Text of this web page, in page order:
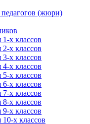
педагогов (жюри)
х классов
х классов
х классов
х классов
х классов
х классов
х классов
х классов
х классов
х классов
на обработку своих
152-ФЗ.